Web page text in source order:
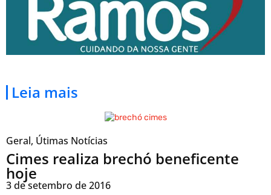
Leia mais
Geral, Útimas Notícias
Cimes realiza brechó beneficente
hoje
3 de setembro de 2016